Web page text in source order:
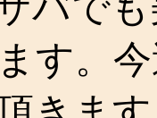
す。